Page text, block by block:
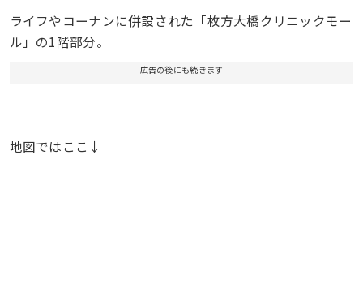
ライフやコーナンに併設された「枚方大橋クリニックモー
ル」の1階部分。
広告の後にも続きます
地図ではここ↓